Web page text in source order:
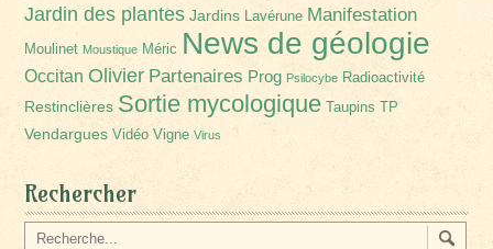
Jardin des plantes Jardins Lavérune Manifestation
Moulinet Moustique Méric News de géologie
Occitan Olivier Partenaires Prog Psilocybe Radioactivité
Restinclières Sortie mycologique Taupins TP
Vendargues Vidéo Vigne Virus
Rechercher